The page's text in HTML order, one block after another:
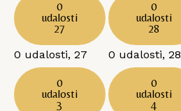
0
udalosti
27
0 udalosti, 27
0
udalosti
28
0 udalosti, 28
0
udalosti
3
0
udalosti
4